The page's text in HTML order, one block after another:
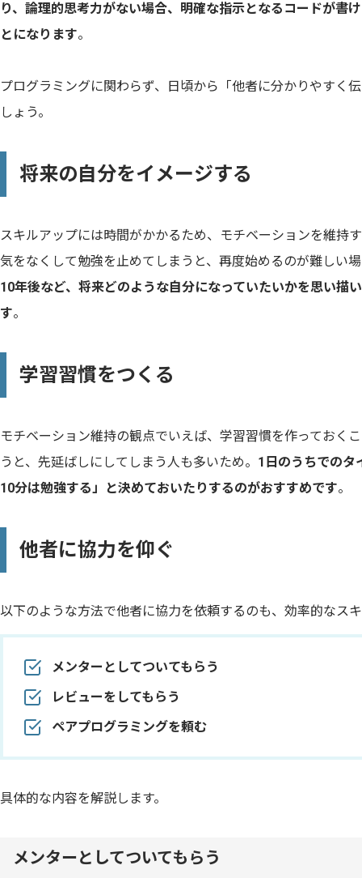
り、論理的思考力がない場合、明確な指示となるコードが書
とになります。
プログラミングに関わらず、日頃から「他者に分かりやすく
しょう。
将来の自分をイメージする
スキルアップには時間がかかるため、モチベーションを維持
気をなくして勉強を止めてしまうと、再度始めるのが難しい
10年後など、将来どのような自分になっていたいかを思い描
す。
学習習慣をつくる
モチベーション維持の観点でいえば、学習習慣を作っておく
うと、先延ばしにしてしまう人も多いため。 1日のうちでのタ
10分は勉強する」と決めておいたりするのがおすすめです。
他者に協力を仰ぐ
以下のような方法で他者に協力を依頼するのも、効率的なス
メンターとしてついてもらう
レビューをしてもらう
ペアプログラミングを頼む
具体的な内容を解説します。
メンターとしてついてもらう